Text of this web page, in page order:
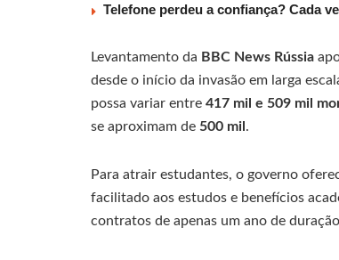
Telefone perdeu a confiança? Cada
Levantamento da BBC News Rússia
desde o início da invasão em larga
possa variar entre 417 mil e 509 mil
se aproximam de 500 mil .
Para atrair estudantes, o governo
facilitado aos estudos e benefícios
contratos de apenas um ano de